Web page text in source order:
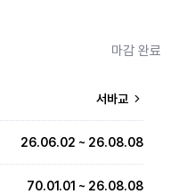
마감 완료
서바교
26.06.02 ~ 26.08.08
70.01.01 ~ 26.08.08